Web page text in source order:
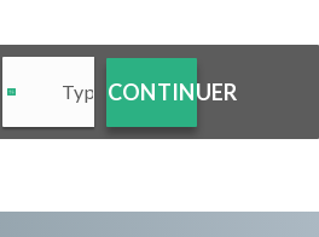
CONTINUER